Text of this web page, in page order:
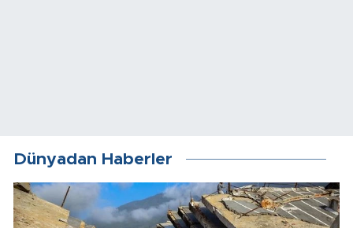
Dünyadan Haberler